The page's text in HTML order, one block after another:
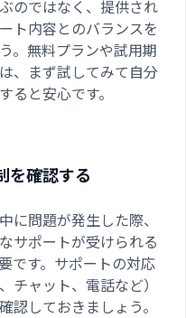
のではなく、提供され
ト内容とのバランスを
。無料プランや試用期
、まず試してみて自分
ると安心です。
を確認する
に問題が発生した際、
サポートが受けられる
です。サポートの対応
チャット、電話など）
認しておきましょう。